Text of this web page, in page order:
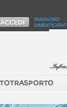
PASSWORD
DIMENTICATA?